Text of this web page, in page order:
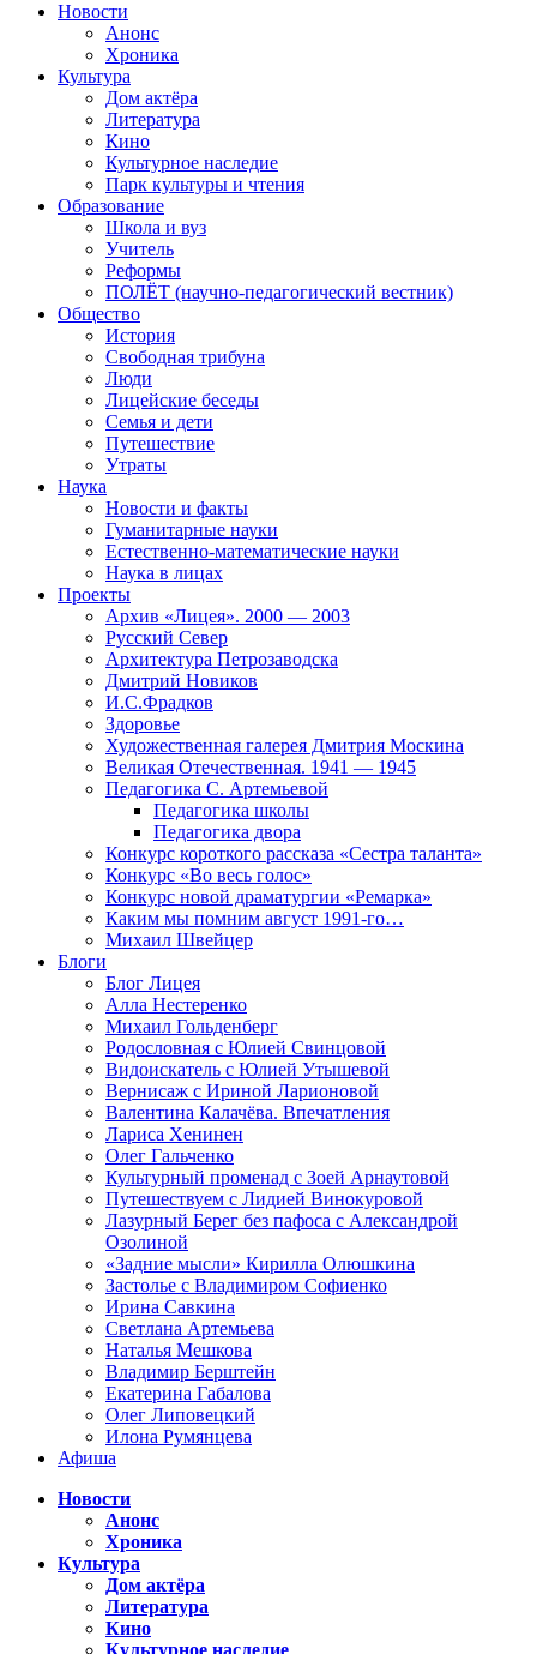
Новости
Анонс
Хроника
Культура
Дом актёра
Литература
Кино
Культурное наследие
Парк культуры и чтения
Образование
Школа и вуз
Учитель
Реформы
ПОЛЁТ (научно-педагогический вестник)
Общество
История
Свободная трибуна
Люди
Лицейские беседы
Семья и дети
Путешествие
Утраты
Наука
Новости и факты
Гуманитарные науки
Естественно-математические науки
Наука в лицах
Проекты
Архив «Лицея». 2000 — 2003
Русский Север
Архитектура Петрозаводска
Дмитрий Новиков
И.С.Фрадков
Здоровье
Художественная галерея Дмитрия Москина
Великая Отечественная. 1941 — 1945
Педагогика С. Артемьевой
Педагогика школы
Педагогика двора
Конкурс короткого рассказа «Сестра таланта»
Конкурс «Во весь голос»
Конкурс новой драматургии «Ремарка»
Каким мы помним август 1991-го…
Михаил Швейцер
Блоги
Блог Лицея
Алла Нестеренко
Михаил Гольденберг
Родословная с Юлией Свинцовой
Видоискатель с Юлией Утышевой
Вернисаж с Ириной Ларионовой
Валентина Калачёва. Впечатления
Лариса Хенинен
Олег Гальченко
Культурный променад с Зоей Арнаутовой
Путешествуем с Лидией Винокуровой
Лазурный Берег без пафоса с Александрой
Озолиной
«Задние мысли» Кирилла Олюшкина
Застолье с Владимиром Софиенко
Ирина Савкина
Светлана Артемьева
Наталья Мешкова
Владимир Берштейн
Екатерина Габалова
Олег Липовецкий
Илона Румянцева
Афиша
Новости
Анонс
Хроника
Культура
Дом актёра
Литература
Кино